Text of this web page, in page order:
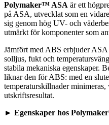
Polymaker™ ASA är ett
på ASA, utvecklat som en
sig genom hög UV- och
utmärkt för komponenter som
Jämfört med ABS erbjuder
solljus, fukt och
stabila mekaniska egenskaper.
liknar den för ABS: med en
temperaturskillnader
utskriftsresultat.
► Egenskaper hos